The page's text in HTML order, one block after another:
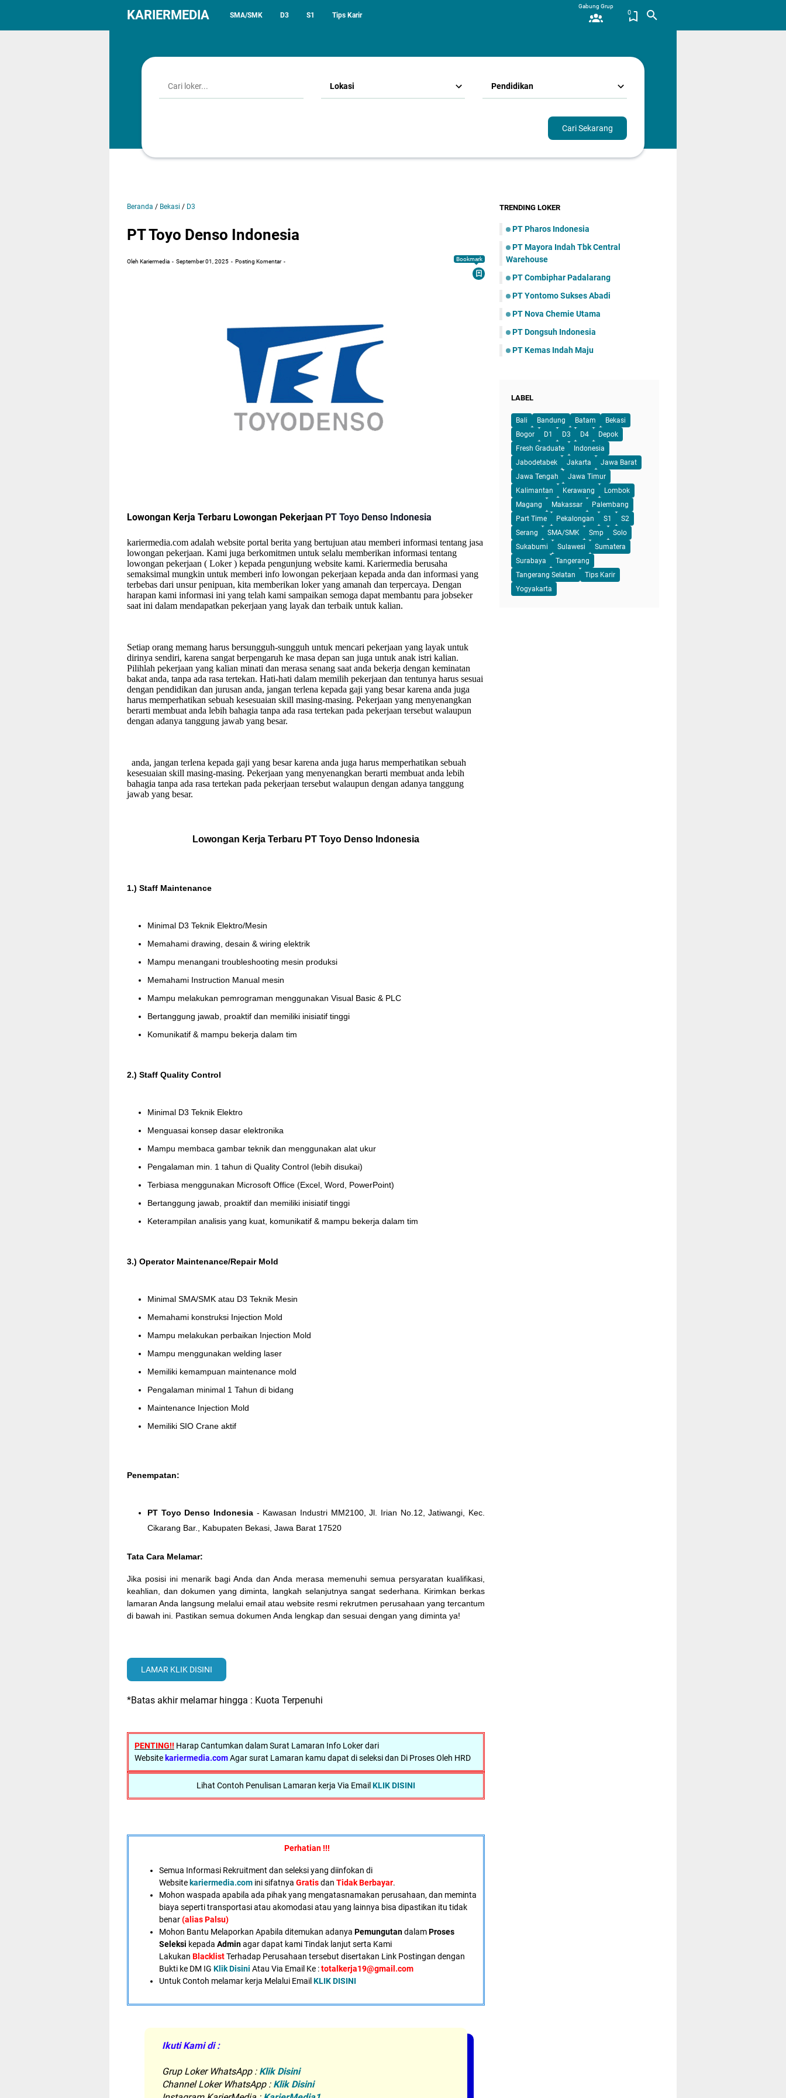
KARIERMEDIA SMA/SMK D3 S1 Tips Karir 0
Gabung Grup
Lokasi Pendidikan
Cari Sekarang
Beranda / Bekasi / D3
PT Toyo Denso Indonesia
Oleh Kariermedia September 01, 2025 Posting Komentar Bookmark
Lowongan Kerja Terbaru Lowongan Pekerjaan PT Toyo Denso Indonesia
kariermedia.com adalah website portal berita yang bertujuan atau memberi informasi tentang jasa
lowongan pekerjaan. Kami juga berkomitmen untuk selalu memberikan informasi tentang
lowongan pekerjaan ( Loker ) kepada pengunjung website kami. Kariermedia berusaha
semaksimal mungkin untuk memberi info lowongan pekerjaan kepada anda dan informasi yang
terbebas dari unsur penipuan, kita memberikan loker yang amanah dan terpercaya. Dengan
harapan kami informasi ini yang telah kami sampaikan semoga dapat membantu para jobseker
saat ini dalam mendapatkan pekerjaan yang layak dan terbaik untuk kalian.
Setiap orang memang harus bersungguh-sungguh untuk mencari pekerjaan yang layak untuk
dirinya sendiri, karena sangat berpengaruh ke masa depan san juga untuk anak istri kalian.
Pilihlah pekerjaan yang kalian minati dan merasa senang saat anda bekerja dengan keminatan
bakat anda, tanpa ada rasa tertekan. Hati-hati dalam memilih pekerjaan dan tentunya harus sesuai
dengan pendidikan dan jurusan anda, jangan terlena kepada gaji yang besar karena anda juga
harus memperhatikan sebuah kesesuaian skill masing-masing. Pekerjaan yang menyenangkan
berarti membuat anda lebih bahagia tanpa ada rasa tertekan pada pekerjaan tersebut walaupun
dengan adanya tanggung jawab yang besar.
anda, jangan terlena kepada gaji yang besar karena anda juga harus memperhatikan sebuah
kesesuaian skill masing-masing. Pekerjaan yang menyenangkan berarti membuat anda lebih
bahagia tanpa ada rasa tertekan pada pekerjaan tersebut walaupun dengan adanya tanggung
jawab yang besar.
Lowongan Kerja Terbaru PT Toyo Denso Indonesia
1.) Staff Maintenance
Minimal D3 Teknik Elektro/Mesin
Memahami drawing , desain & wiring elektrik
Mampu menangani troubleshooting mesin produksi
Memahami Instruction Manual mesin
Mampu melakukan pemrograman menggunakan Visual Basic & PLC
Bertanggung jawab, proaktif dan memiliki inisiatif tinggi
Komunikatif & mampu bekerja dalam tim
2.) Staff Quality Control
Minimal D3 Teknik Elektro
Menguasai konsep dasar elektronika
Mampu membaca gambar teknik dan menggunakan alat ukur
Pengalaman min. 1 tahun di Quality Control (lebih disukai)
Terbiasa menggunakan Microsoft Office (Excel, Word, PowerPoint)
Bertanggung jawab, proaktif dan memiliki inisiatif tinggi
Keterampilan analisis yang kuat, komunikatif & mampu bekerja dalam tim
3.) Operator Maintenance/Repair Mold
Minimal SMA/SMK atau D3 Teknik Mesin
Memahami konstruksi Injection Mold
Mampu melakukan perbaikan Injection Mold
Mampu menggunakan welding laser
Memiliki kemampuan maintenance mold
Pengalaman minimal 1 Tahun di bidang
Maintenance Injection Mold
Memiliki SIO Crane aktif
Penempatan:
PT Toyo Denso Indonesia - Kawasan Industri MM2100, Jl. Irian No.12, Jatiwangi, Kec.
Cikarang Bar., Kabupaten Bekasi, Jawa Barat 17520
Tata Cara Melamar:
Jika posisi ini menarik bagi Anda dan Anda merasa memenuhi semua persyaratan kualifikasi,
keahlian, dan dokumen yang diminta, langkah selanjutnya sangat sederhana. Kirimkan berkas
lamaran Anda langsung melalui email atau website resmi rekrutmen perusahaan yang tercantum
di bawah ini. Pastikan semua dokumen Anda lengkap dan sesuai dengan yang diminta ya!
LAMAR KLIK DISINI
*Batas akhir melamar hingga : Kuota Terpenuhi
PENTING!! Harap Cantumkan dalam Surat Lamaran Info Loker dari
Website kariermedia.comAgar surat Lamaran kamu dapat di seleksi dan Di Proses Oleh HRD
Lihat Contoh Penulisan Lamaran kerja Via Email KLIK DISINI
Perhatian !!!
Semua Informasi Rekruitment dan seleksi yang diinfokan di
Website kariermedia.com ini sifatnya Gratisdan Tidak Berbayar.
Mohon waspada apabila ada pihak yang mengatasnamakan perusahaan, dan meminta
biaya seperti transportasi atau akomodasi atau yang lainnya bisa dipastikan itu tidak
benar(alias Palsu)
Mohon Bantu Melaporkan Apabila ditemukan adanya PemungutandalamProses
Seleksi kepada Adminagar dapat kami Tindak lanjut serta Kami
Lakukan BlacklistTerhadap Perusahaan tersebut disertakan Link Postingan dengan
Bukti ke DM IG Klik Disini Atau Via Email Ke :totalkerja19@gmail.com
Untuk Contoh melamar kerja Melalui Email KLIK DISINI
Ikuti Kami di :
Grup Loker WhatsApp : Klik Disini
Channel Loker WhatsApp : Klik Disini
TRENDING LOKER
PT Pharos Indonesia
PT Mayora Indаh Tbk Central
Warehouse
PT Combiphar Padalarang
PT Yontomo Sukses Abadi
PT Nova Chemie Utama
PT Dongsuh Indonesia
PT Kemas Indah Maju
LABEL
Bali Bandung Batam
Bekasi
Bogor
D1 D3 D4
Depok
Fresh Graduate
Indonesia
Jabodetabek
Jakarta
Jawa Barat
Jawa Tengah
Jawa Timur
Kalimantan
Kerawang
Lombok
Magang
Makassar
Palembang
Part Time
Pekalongan S1
S2
Serang
SMA/SMK Smp
Solo
Sukabumi
Sulawesi
Sumatera
Surabaya
Tangerang
Tangerang Selatan
Tips Karir
Yogyakarta